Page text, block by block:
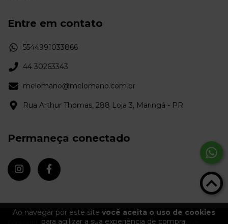
Ao navegar por este site você aceita o uso de cookies
para agilizar a sua experiência de compra.
Entre em contato
5544991033866
44 30263343
melomano@melomano.com.br
Rua Arthur Thomas, 288 Loja 3, Maringá - PR
Permaneça conectado
Copyright Melômano Discos - 09372670000103 - 2026. Todos os